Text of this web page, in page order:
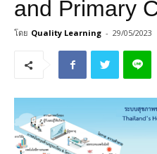
and Primary
โดย Quality Learning - 29/05/2023